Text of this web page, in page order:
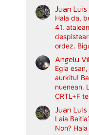
Juan
Hala da,
41.
ordez.
Angelu
Egia
aurkitu!
nuenean.
CRTL+F
Juan
Laia
Non?